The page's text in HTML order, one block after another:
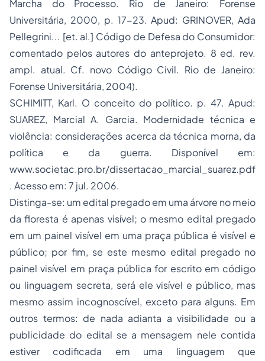
Marcha do Processo. Rio de Janeiro: Forense
Universitária, 2000, p. 17-23. Apud: GRINOVER, Ada
Pellegrini... [et. al.] Código de Defesa do Consumidor:
comentado pelos autores do anteprojeto. 8 ed. rev.
ampl. atual. Cf. novo Código Civil. Rio de Janeiro:
Forense Universitária, 2004).
SCHIMITT, Karl. O conceito do político. p. 47. Apud:
SUAREZ, Marcial A. Garcia. Modernidade técnica e
violência: considerações acerca da técnica morna, da
política e da guerra. Disponível em:
www.societac.pro.br/dissertacao_marcial_suarez.pdf
. Acesso em: 7 jul. 2006.
Distinga-se: um edital pregado em uma árvore no meio
da floresta é apenas visível; o mesmo edital pregado
em um painel visível em uma praça pública é visível e
público; por fim, se este mesmo edital pregado no
painel visível em praça pública for escrito em código
ou linguagem secreta, será ele visível e público, mas
mesmo assim incognoscível, exceto para alguns. Em
outros termos: de nada adianta a visibilidade ou a
publicidade do edital se a mensagem nele contida
estiver codificada em uma linguagem que